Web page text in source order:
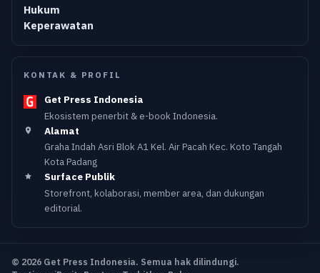
Hukum
Keperawatan
KONTAK & PROFIL
Get Press Indonesia
Ekosistem penerbit & e-book Indonesia.
Alamat
Graha Indah Asri Blok A1 Kel. Air Pacah Kec. Koto Tangah
Kota Padang
Surface Publik
Storefront, kolaborasi, member area, dan dukungan
editorial.
© 2026 Get Press Indonesia. Semua hak dilindungi.